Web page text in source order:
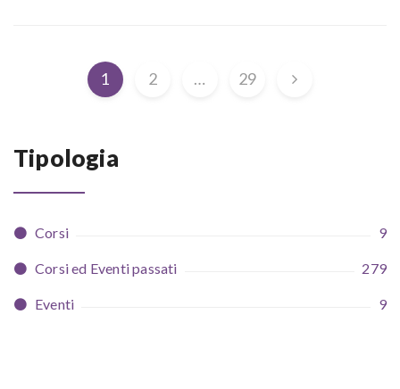
1 2 … 29
Tipologia
Corsi 9
Corsi ed Eventi passati 279
Eventi 9